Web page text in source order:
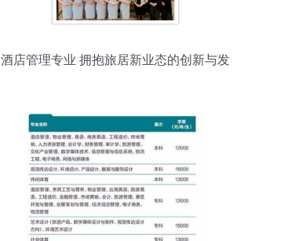
酒店管理专业 拥抱旅居新业态的创新与发